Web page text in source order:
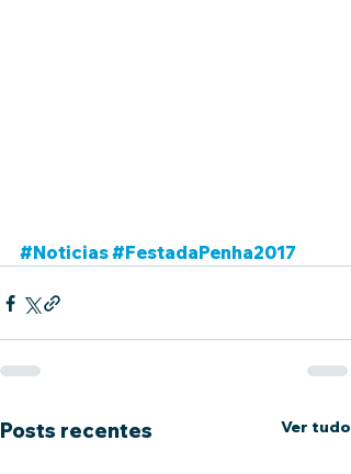
#Noticias#FestadaPenha2017
Posts recentes Ver tudo